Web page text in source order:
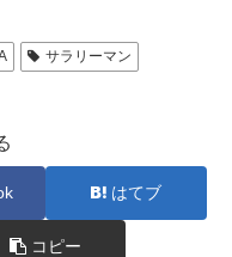
サラリーマン
はてブ
コピー